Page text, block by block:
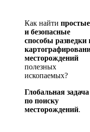
Как найти простые
и безопасные
способы разведки
месторождений
полезных
ископаемых?
Глобальная задача
по поиску
месторождений.